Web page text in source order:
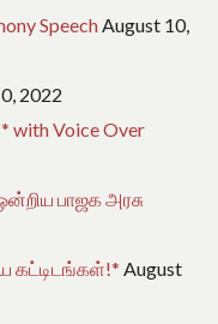
SpeechAugust 10,
2022
with Voice Over
பாஜக அரசு
கட்டிடங்கள்!* August